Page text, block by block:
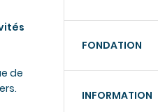
de
FONDATION
INFORMATION